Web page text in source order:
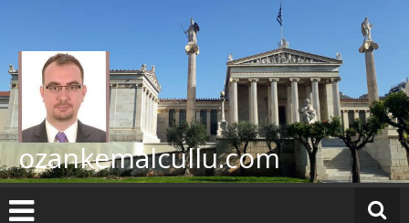
ozankemalcullu.com